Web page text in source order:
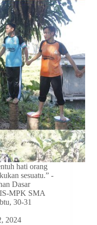
hati orang
sesuatu.” -
Dasar
MPK SMA
30-31
2024